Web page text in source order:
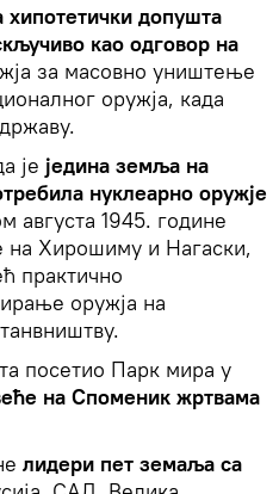
хипотетички допушта
као одговор на
за масовно уништење
оружја, када
је једина земља на
нуклеарно оружје
августа 1945. године
на Хирошиму и Нагаски,
практично
оружја на
посетио Парк мира у
на Споменик жртвама
лидери пет земаља са